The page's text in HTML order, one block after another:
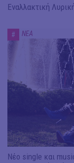
Εναλλακτική
# ΝΕΑ
Νέο single και